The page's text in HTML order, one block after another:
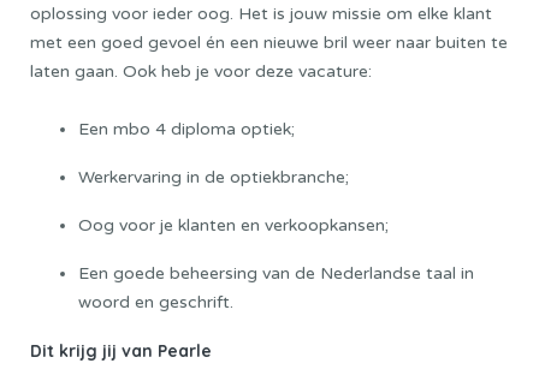
oplossing voor ieder oog. Het is jouw missie om elke klant
met een goed gevoel én een nieuwe bril weer naar buiten te
laten gaan. Ook heb je voor deze vacature:
Een mbo 4 diploma optiek;
Werkervaring in de optiekbranche;
Oog voor je klanten en verkoopkansen;
Een goede beheersing van de Nederlandse taal in
woord en geschrift.
Dit krijg jij van Pearle